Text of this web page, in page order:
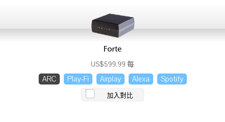
Forte
US$599.99 每
ARC Play-Fi Airplay Alexa Spotify
加入對比